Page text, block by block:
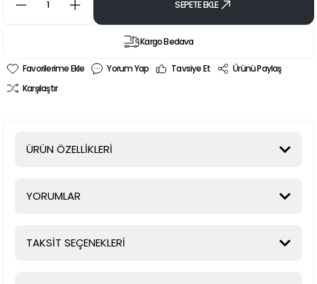
SEPETE EKLE
Kargo Bedava
Yorum Yap Tavsiye Et
Ürünü Paylaş
Karşılaştır
ÜRÜN ÖZELLİKLERİ
YORUMLAR
TAKSİT SEÇENEKLERİ